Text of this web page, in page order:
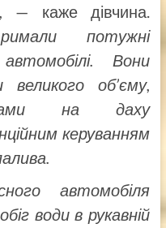
— каже дівчина.
потужні
Вони
великого об’єму,
на даху
керуванням
автомобіля
води в рукавній